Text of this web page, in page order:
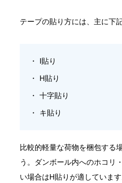
テープの貼り方には、主に下
I貼
H貼
十字
キ貼り
比較的軽量な荷物を梱包する
う。ダンボール内へのホコリ
い場合はH貼りが適していま